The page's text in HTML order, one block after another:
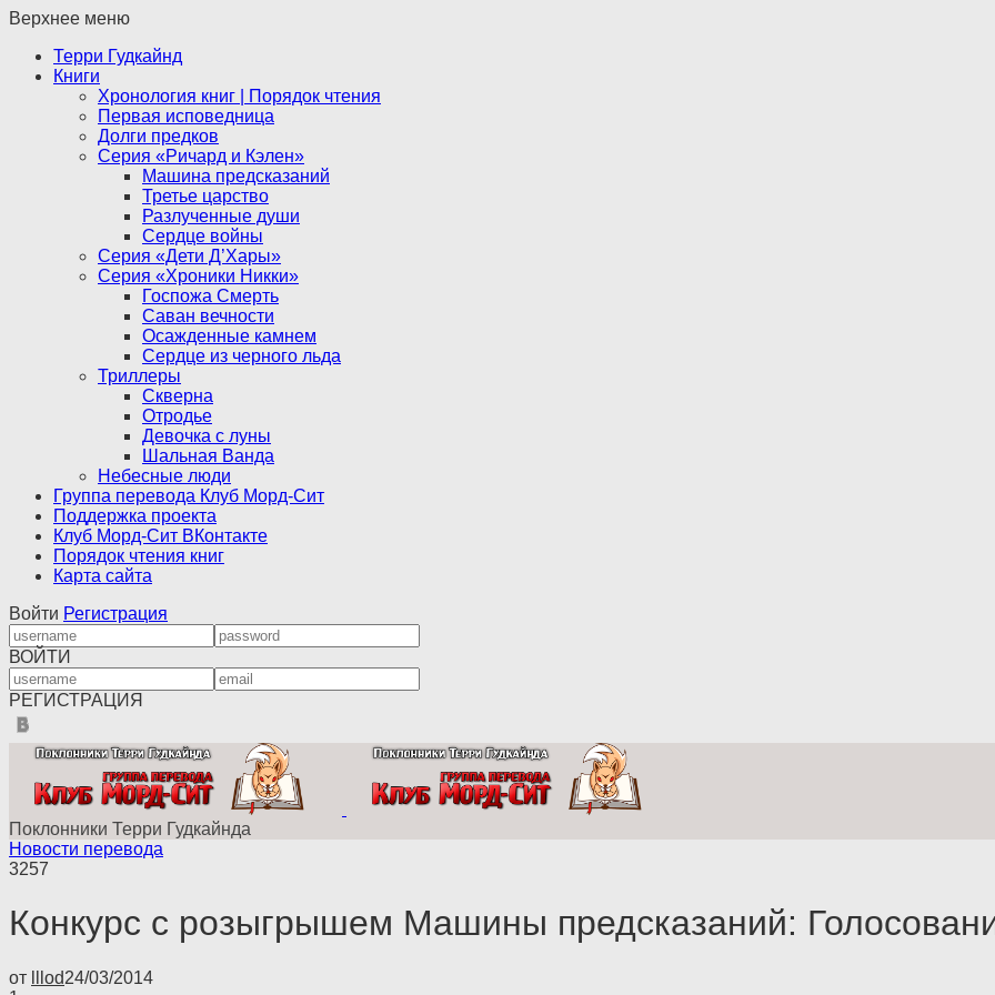
Верхнее меню
Терри Гудкайнд
Книги
Хронология книг | Порядок чтения
Первая исповедница
Долги предков
Серия «Ричард и Кэлен»
Машина предсказаний
Третье царство
Разлученные души
Сердце войны
Серия «Дети Д’Хары»
Серия «Хроники Никки»
Госпожа Смерть
Саван вечности
Осажденные камнем
Сердце из черного льда
Триллеры
Скверна
Отродье
Девочка с луны
Шальная Ванда
Небесные люди
Группа перевода Клуб Морд-Сит
Поддержка проекта
Клуб Морд-Сит ВКонтакте
Порядок чтения книг
Карта сайта
Войти Регистрация
ВОЙТИ
РЕГИСТРАЦИЯ
Поклонники Терри Гудкайнда
Новости перевода
3257
Конкурс с розыгрышем Машины предсказаний:
от lllod24/03/2014